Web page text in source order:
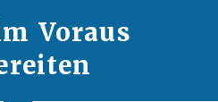
Voraus